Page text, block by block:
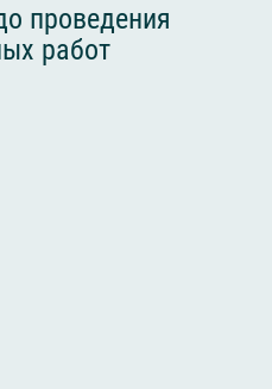
проведения
работ